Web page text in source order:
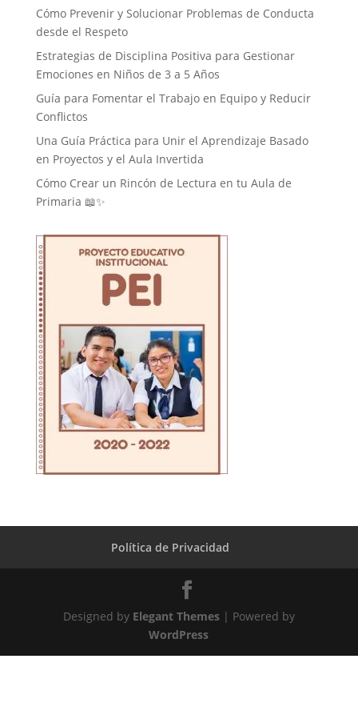
Cómo Prevenir y Solucionar Problemas de Conducta
desde el Respeto
Estrategias de Disciplina Positiva para Gestionar
Emociones en Niños de 3 a 5 Años
Guía para Fomentar el Trabajo en Equipo y Reducir
Conflictos
Una Guía Práctica para Unir el Aprendizaje Basado
en Proyectos y el Aula Invertida
Cómo Crear un Rincón de Lectura en tu Aula de
Primaria 📖✨
Política de Privacidad
Designed by Elegant Themes| Powered by
WordPress